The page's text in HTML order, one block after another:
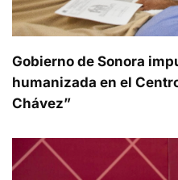
Gobierno de Sonora
humanizada en el
Chávez”